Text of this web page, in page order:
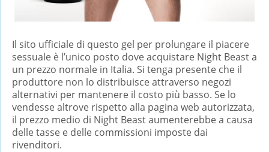
Il sito ufficiale di questo gel per prolungare il piacere
sessuale è l’unico posto dove acquistare Night Beast a
un prezzo normale in Italia. Si tenga presente che il
produttore non lo distribuisce attraverso negozi
alternativi per mantenere il costo più basso. Se lo
vendesse altrove rispetto alla pagina web autorizzata,
il prezzo medio di Night Beast aumenterebbe a causa
delle tasse e delle commissioni imposte dai
rivenditori.